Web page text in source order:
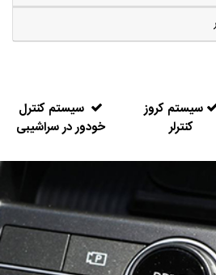
سیستم کروز
کنترلر
سیستم کنترل
خودور در سراشیبی